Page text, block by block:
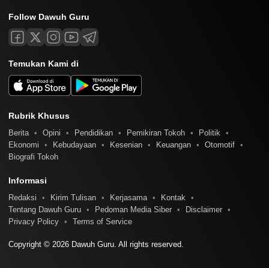
Follow Dawuh Guru
Temukan Kami di
Rubrik Khusus
Berita Opini Pendidikan Pemikiran Tokoh
Politik
Ekonomi
Kebudayaan Kesenian Keuangan
Otomotif
Biografi Tokoh
Informasi
Redaksi Kirim Tulisan Kerjasama
Kontak
Tentang Dawuh Guru
Pedoman Media Siber
Disclaimer
Privacy Policy
Terms of Service
Copyright © 2026 Dawuh Guru. All rights reserved.